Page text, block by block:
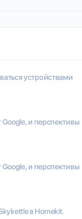
устройствами
Google, и перспективы
Google, и перспективы
в Homekit.